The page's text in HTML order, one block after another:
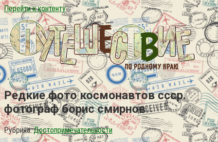
Перейти к контенту
Редкие фото космонавтов ссср.
фотограф борис смирнов
Рубрика: Достопримечательности